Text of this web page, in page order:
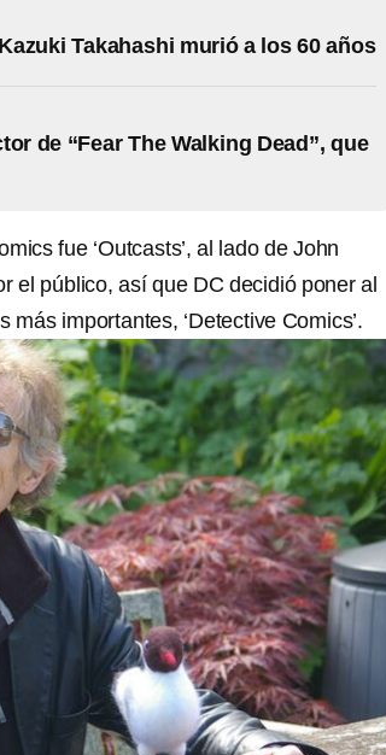
Takahashi murió a los 60 años
de “Fear The Walking Dead”, que
fue ‘Outcasts’, al lado de John
el público, así que DC decidió poner al
importantes, ‘Detective Comics’.